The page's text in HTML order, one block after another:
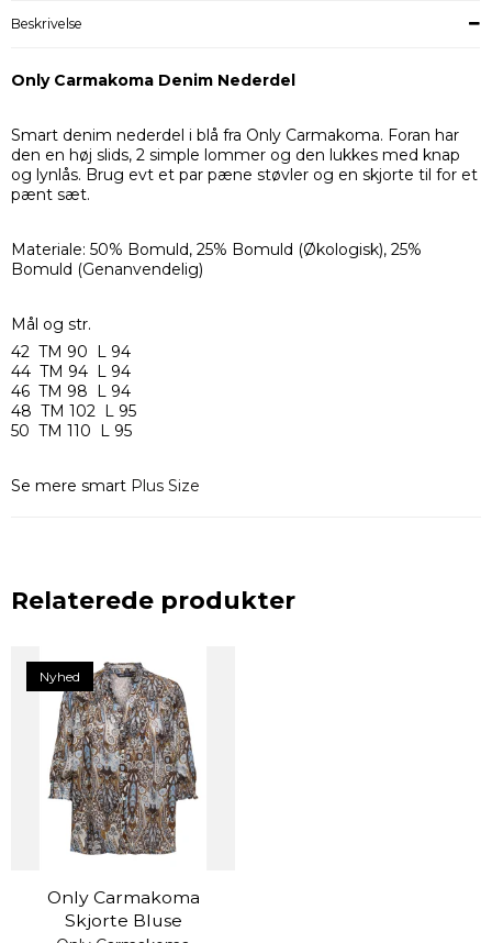
Beskrivelse
Only Carmakoma Denim Nederdel
Smart denim nederdel i blå fra Only Carmakoma. Foran har
den en høj slids, 2 simple lommer og den lukkes med knap
og lynlås. Brug evt et par pæne støvler og en skjorte til for et
pænt sæt.
Materiale: 50% Bomuld, 25% Bomuld (Økologisk), 25%
Bomuld (Genanvendelig)
Mål og str.
42 TM 90 L 94
44 TM 94 L 94
46 TM 98 L 94
48 TM 102 L 95
50 TM 110 L 95
Se mere smart Plus Size
Relaterede produkter
Nyhed
Only Carmakoma
Skjorte Bluse